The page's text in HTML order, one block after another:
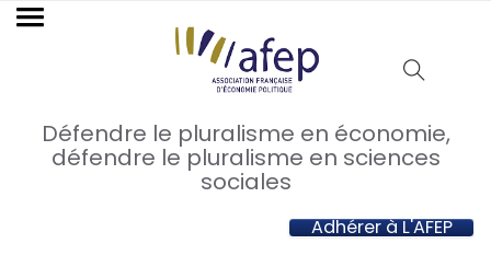
Défendre le pluralisme en économie,
défendre le pluralisme en sciences
sociales
Adhérer à L'AFEP